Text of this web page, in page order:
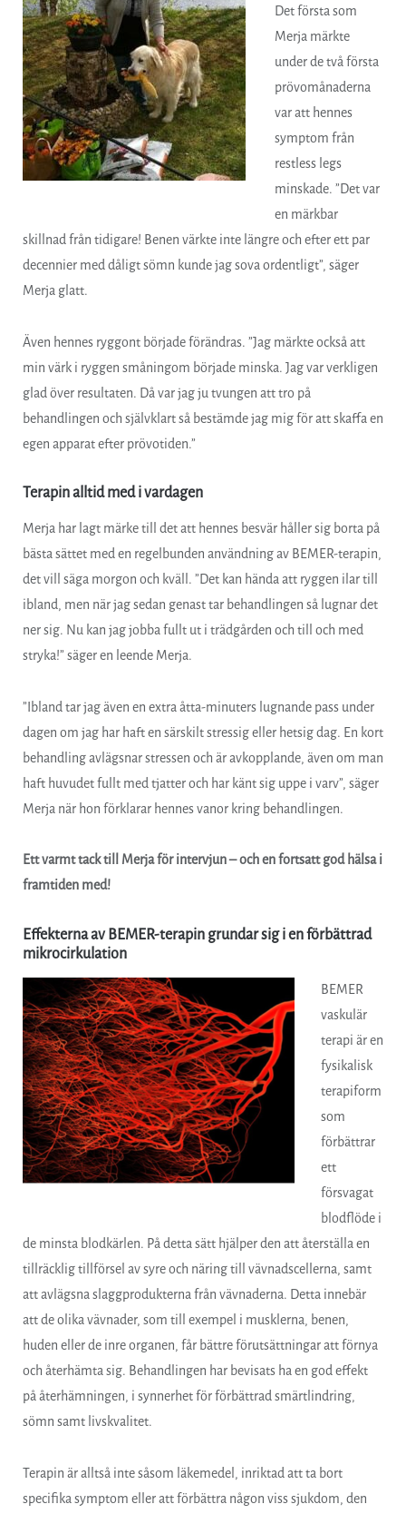
Det första som
Merja märkte
under de två första
prövomånaderna
var att hennes
symptom från
restless legs
minskade. ”Det var
en märkbar
skillnad från tidigare! Benen värkte inte längre och efter ett par
decennier med dåligt sömn kunde jag sova ordentligt”, säger
Merja glatt.
Även hennes ryggont började förändras. ”Jag märkte också att
min värk i ryggen småningom började minska. Jag var verkligen
glad över resultaten. Då var jag ju tvungen att tro på
behandlingen och självklart så bestämde jag mig för att skaffa en
egen apparat efter prövotiden.”
Terapin alltid med i vardagen
Merja har lagt märke till det att hennes besvär håller sig borta på
bästa sättet med en regelbunden användning av BEMER-terapin,
det vill säga morgon och kväll. ”Det kan hända att ryggen ilar till
ibland, men när jag sedan genast tar behandlingen så lugnar det
ner sig. Nu kan jag jobba fullt ut i trädgården och till och med
stryka!” säger en leende Merja.
”Ibland tar jag även en extra åtta-minuters lugnande pass under
dagen om jag har haft en särskilt stressig eller hetsig dag. En kort
behandling avlägsnar stressen och är avkopplande, även om man
haft huvudet fullt med tjatter och har känt sig uppe i varv”, säger
Merja när hon förklarar hennes vanor kring behandlingen.
Ett varmt tack till Merja för intervjun – och en fortsatt god hälsa i
framtiden med!
Effekterna av BEMER-terapin grundar sig i en förbättrad
mikrocirkulation
BEMER
vaskulär
terapi är en
fysikalisk
terapiform
som
förbättrar
ett
försvagat
blodflöde i
de minsta blodkärlen. På detta sätt hjälper den att återställa en
tillräcklig tillförsel av syre och näring till vävnadscellerna, samt
att avlägsna slaggprodukterna från vävnaderna. Detta innebär
att de olika vävnader, som till exempel i musklerna, benen,
huden eller de inre organen, får bättre förutsättningar att förnya
och återhämta sig. Behandlingen har bevisats ha en god effekt
på återhämningen, i synnerhet för förbättrad smärtlindring,
sömn samt livskvalitet.
Terapin är alltså inte såsom läkemedel, inriktad att ta bort
specifika symptom eller att förbättra någon viss sjukdom, den